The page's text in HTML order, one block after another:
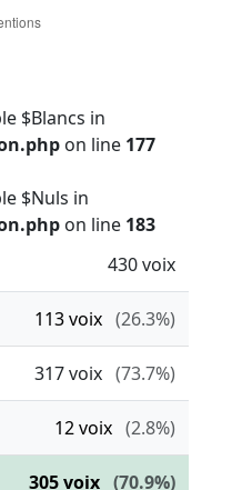
$Blancs in
on line 177
$Nuls in
on line 183
430 voix
113voix (26.3%)
317voix (73.7%)
12voix (2.8%)
305voix (70.9%)